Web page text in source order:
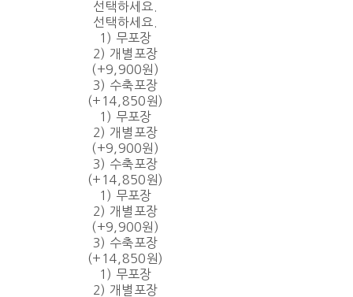
선택하세요.
선택하세요.
1) 무포장
2) 개별포장
(+9,900원)
3) 수축포장
(+14,850원)
1) 무포장
2) 개별포장
(+9,900원)
3) 수축포장
(+14,850원)
1) 무포장
2) 개별포장
(+9,900원)
3) 수축포장
(+14,850원)
1) 무포장
2) 개별포장